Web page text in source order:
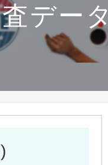
データ